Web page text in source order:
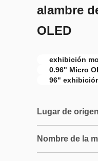
alambre
OLED
exhibición
0.96" Micro
96"
Lugar de
Nombre de la